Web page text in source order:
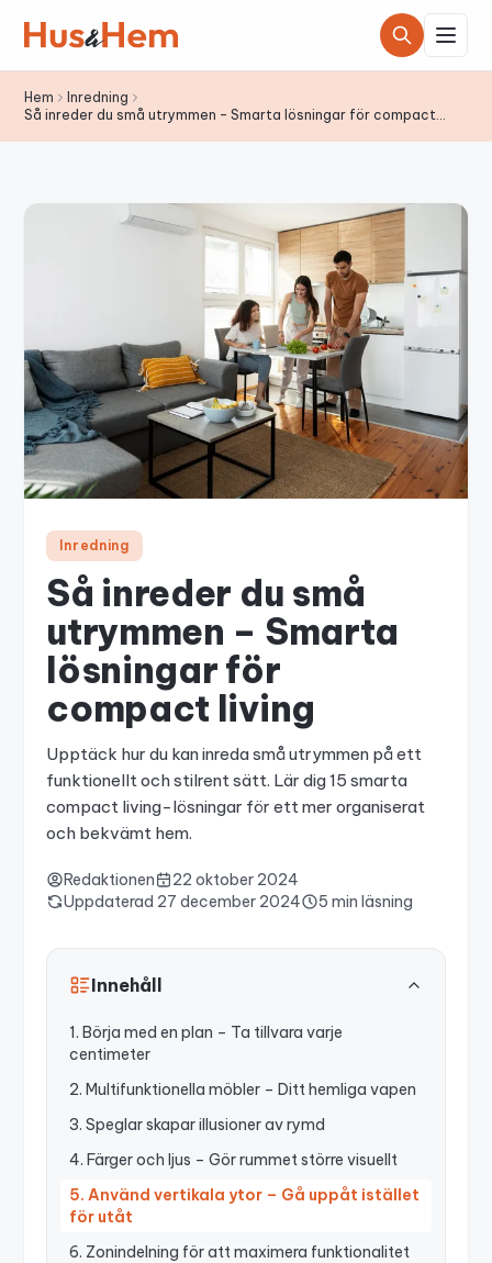
Hem
Inredning
Så inreder du små utrymmen – Smarta lösningar för compact
Inredning
Så inreder du små
utrymmen – Smarta
lösningar för
compact living
Upptäck hur du kan inreda små utrymmen på ett
funktionellt och stilrent sätt. Lär dig 15 smarta
compact living-lösningar för ett mer organiserat
och bekvämt hem.
Redaktionen
22 oktober 2024
Uppdaterad 27 december 2024 5 min läsning
Innehåll
1. Börja med en plan – Ta tillvara varje
centimeter
2. Multifunktionella möbler – Ditt hemliga vapen
3. Speglar skapar illusioner av rymd
4. Färger och ljus – Gör rummet större visuellt
5. Använd vertikala ytor – Gå uppåt istället
för utåt
6. Zonindelning för att maximera funktionalitet